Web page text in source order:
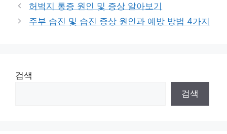
허벅지 통증 원인 및 증상 알아보기
주부 습진 및 습진 증상 원인과 예방 방법 4가지
검색
검색